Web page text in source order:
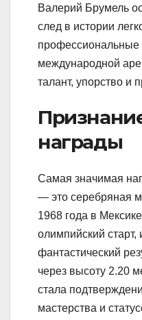
Валерий Брумель
след в истории
профессиональные
международной
талант, упорство и
награды
Самая значимая
— это серебряная
1968 года в
олимпийский старт,
фантастический
через высоту 2.20
стала
мастерства и